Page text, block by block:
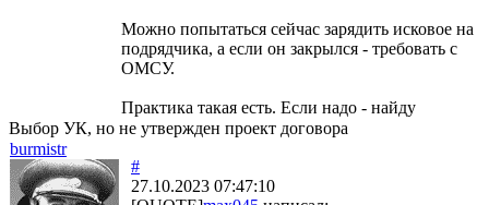
Можно попытаться сейчас зарядить исковое на
подрядчика, а если он закрылся - требовать с
ОМСУ.
Практика такая есть. Если надо - найду
Выбор УК, но не утвержден проект договора
burmistr
#
27.10.2023 07:47:10